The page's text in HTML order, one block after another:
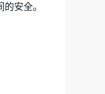
安全。